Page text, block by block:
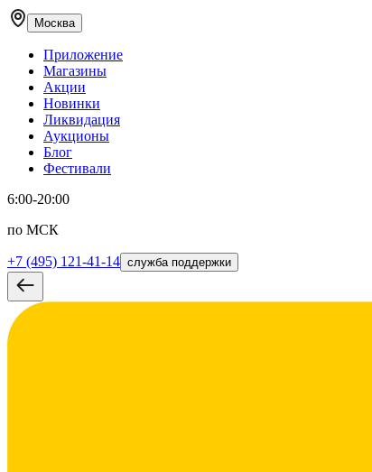
Москва
Приложение
Магазины
Акции
Новинки
Ликвидация
Аукционы
Блог
Фестивали
6:00-20:00
по МСК
+7 (495) 121-41-14 служба поддержки